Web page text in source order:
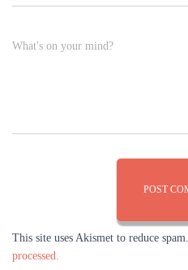
What's on your mind?
This site uses Akismet to reduce spam.
processed.